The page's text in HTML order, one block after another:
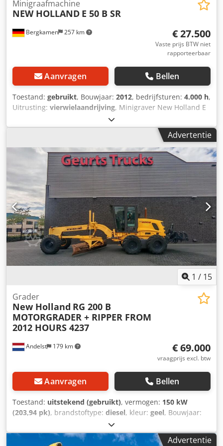
Bergkamen 257 km
Minigraafmachine
NEW HOLLAND E 50 B SR
€ 27.500
Vaste prijs BTW niet
rapporteerbaar
Aanvragen Bellen
Toestand: gebruikt, Bouwjaar: 2012, bedrijfsturen: 4.000 h,
Uitrusting: vierwielaandrijving, Minigraver New Holland E
50 B SR. * Bedrijfsgewicht: 4945 kg * Airconditioning *
Bouwjaar: 2012 * Draaiuren: 4000 * Machine verkeert in
zeer goede staat * Direct inzetbaar Dedeup R Uujpfx
Adrekr
Advertentie
1 / 15
Andelst 179 km
Grader
New Holland RG 200 B
MOTORGRADER + RIPPER FROM
2012 HOURS 4237
€ 69.000
vraagprijs excl. btw
Aanvragen Bellen
Toestand: uitstekend (gebruikt), vermogen: 150 kW
(203,94 pk), brandstoftype: diesel, kleur: geel, Bouwjaar:
, Bouwjaar: 2012 Aandrijving:
Wiel Aantal cilinders: 6 Leeggewicht: 17.000 kg
Werkbreedte: 427 cm Technische staat: zeer goed Optische
Advertentie